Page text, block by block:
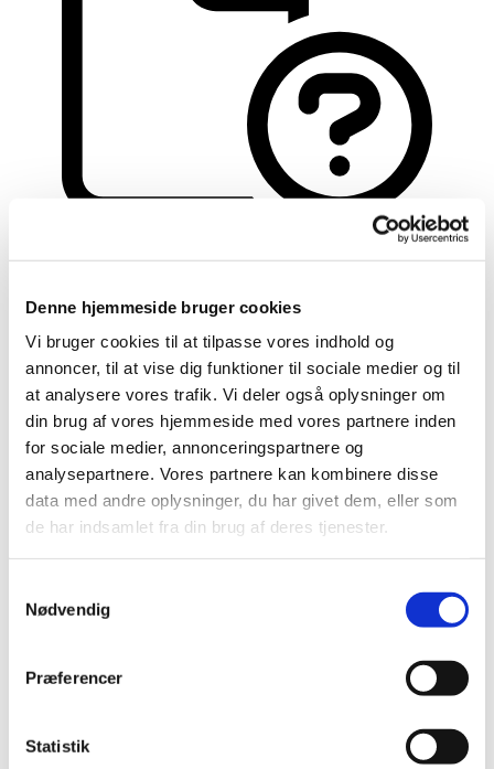
Denne hjemmeside bruger cookies
Vi bruger cookies til at tilpasse vores indhold og
annoncer, til at vise dig funktioner til sociale medier og til
at analysere vores trafik. Vi deler også oplysninger om
din brug af vores hjemmeside med vores partnere inden
for sociale medier, annonceringspartnere og
analysepartnere. Vores partnere kan kombinere disse
data med andre oplysninger, du har givet dem, eller som
de har indsamlet fra din brug af deres tjenester.
Nødvendig
Præferencer
Statistik
Aktiviteter